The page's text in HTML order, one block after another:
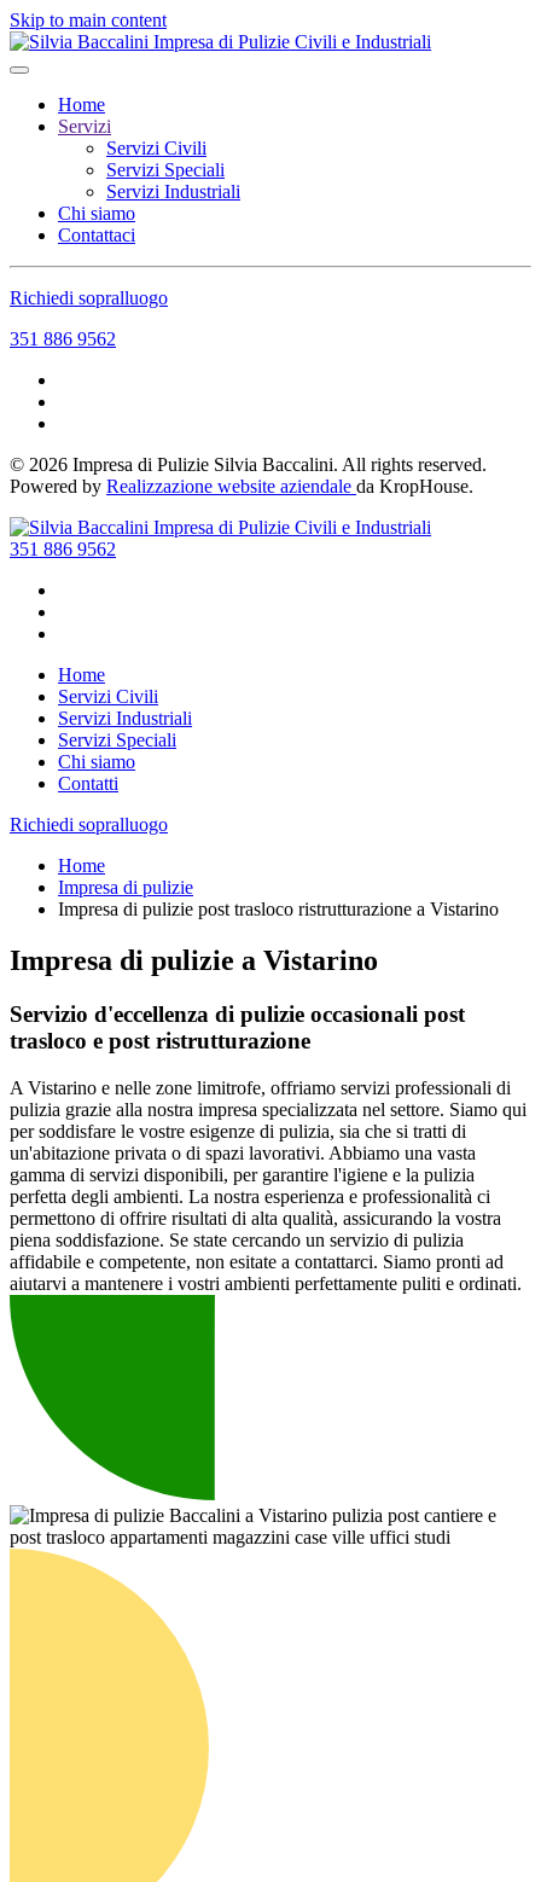
Skip to main content
Home
Servizi
Servizi Civili
Servizi Speciali
Servizi Industriali
Chi siamo
Contattaci
Richiedi sopralluogo
351 886 9562
© 2026 Impresa di Pulizie Silvia Baccalini. All rights reserved.
Powered by Realizzazione website aziendale da KropHouse.
351 886 9562
Home
Servizi Civili
Servizi Industriali
Servizi Speciali
Chi siamo
Contatti
Richiedi sopralluogo
Home
Impresa di pulizie
Impresa di pulizie post trasloco ristrutturazione a Vistarino
Impresa di pulizie a Vistarino
Servizio d'eccellenza di pulizie occasionali post
trasloco e post ristrutturazione
A Vistarino e nelle zone limitrofe, offriamo servizi professionali di
pulizia grazie alla nostra impresa specializzata nel settore. Siamo qui
per soddisfare le vostre esigenze di pulizia, sia che si tratti di
un'abitazione privata o di spazi lavorativi. Abbiamo una vasta
gamma di servizi disponibili, per garantire l'igiene e la pulizia
perfetta degli ambienti. La nostra esperienza e professionalità ci
permettono di offrire risultati di alta qualità, assicurando la vostra
piena soddisfazione. Se state cercando un servizio di pulizia
affidabile e competente, non esitate a contattarci. Siamo pronti ad
aiutarvi a mantenere i vostri ambienti perfettamente puliti e ordinati.